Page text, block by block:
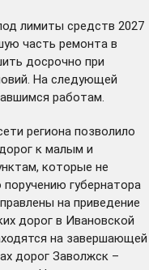
лимиты средств 2027
часть ремонта в
досрочно при
На следующей
работам.
региона позволило
к малым и
которые не
губернатора
на приведение
дорог в Ивановской
на завершающей
дорог Заволжск –